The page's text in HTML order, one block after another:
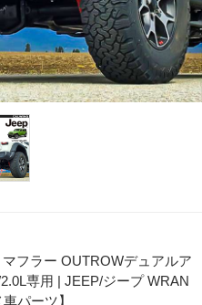
フラー OUTROWデュアルア
専用 | JEEP/ジープ WRAN
パーツ】